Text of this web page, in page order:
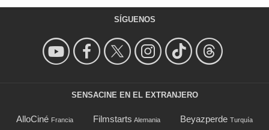
SÍGUENOS
SENSACINE EN EL EXTRANJERO
AlloCiné Francia Filmstarts Alemania Beyazperde Turquía